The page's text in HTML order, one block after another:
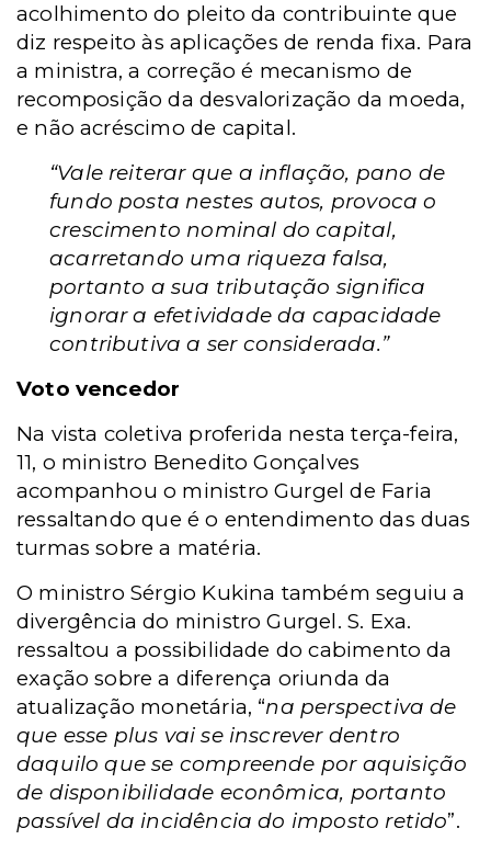
acolhimento do pleito da contribuinte que
diz respeito às aplicações de renda fixa. Para
a ministra, a correção é mecanismo de
recomposição da desvalorização da moeda,
e não acréscimo de capital.
“Vale reiterar que a inflação, pano de
fundo posta nestes autos, provoca o
crescimento nominal do capital,
acarretando uma riqueza falsa,
portanto a sua tributação significa
ignorar a efetividade da capacidade
contributiva a ser considerada.”
Voto vencedor
Na vista coletiva proferida nesta terça-feira,
11, o ministro Benedito Gonçalves
acompanhou o ministro Gurgel de Faria
ressaltando que é o entendimento das duas
turmas sobre a matéria.
O ministro Sérgio Kukina também seguiu a
divergência do ministro Gurgel. S. Exa.
ressaltou a possibilidade do cabimento da
exação sobre a diferença oriunda da
atualização monetária, “na perspectiva de
que esse plus vai se inscrever dentro
daquilo que se compreende por aquisição
de disponibilidade econômica, portanto
passível da incidência do imposto retido”.